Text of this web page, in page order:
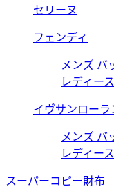
セリーヌ
フェンディ
メンズ バ
レディー
イヴサンローラ
メンズ バ
レディー
スーパーコピー財布